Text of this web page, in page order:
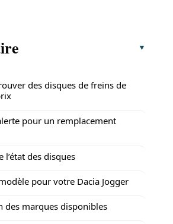
des disques de freins de
pour un remplacement
l’état des disques
pour votre Dacia Jogger
des marques disponibles